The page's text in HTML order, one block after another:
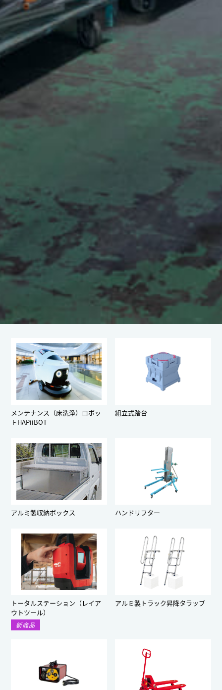
メンテナンス（床洗浄）ロボッ
トHAPiiBOT
組立式踏台
アルミ製収納ボックス ハンドリフター
トータルステーション（レイア
ウトツール）
新商品
アルミ製トラック昇降タラップ